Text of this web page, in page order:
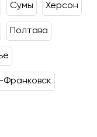
Сумы Херсон
Полтава
Франковск